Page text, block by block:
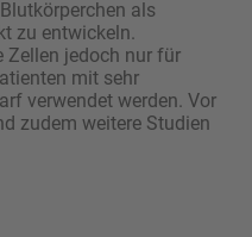
als
zu entwickeln.
Zellen jedoch nur für
mit sehr
verwendet werden. Vor
zudem weitere Studien